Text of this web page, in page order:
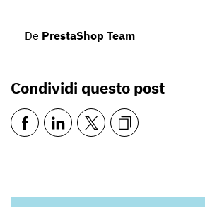
De PrestaShop Team
Condividi questo post